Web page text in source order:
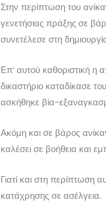
Στην περίπτωση του
γενετήσιας πράξης σε
συνετέλεσε στη
Επ’ αυτού καθοριστική
δικαστήριο καταδίκασε
ασκήθηκε βία-
Ακόμη και σε βάρος
καλέσει σε βοήθεια και
Γιατί και στη περίπτωση
κατάχρησης σε ασέλγεια.